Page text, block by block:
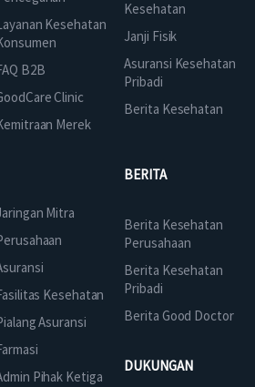
Kesehatan
B2B
Clinic
Merek
Kesehatan
Janji Fisik
Asuransi Kesehatan
Pribadi
Berita Kesehatan
Mitra
Kesehatan
Asuransi
Pihak Ketiga
BERITA
Berita Kesehatan
Perusahaan
Berita Kesehatan
Pribadi
Berita Good Doctor
DUKUNGAN